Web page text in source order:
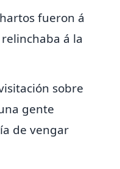
fueron á
á la
sobre
gente
de vengar